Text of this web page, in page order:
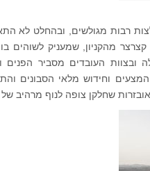
רבות מגולשים, ובהחלט לא
מהקניון, שמעניק לשוהים
העובדים מסביר הפנים
המצעים וחידוש מלאי הסבונים
שחלקן צופה לנוף מרהיב של